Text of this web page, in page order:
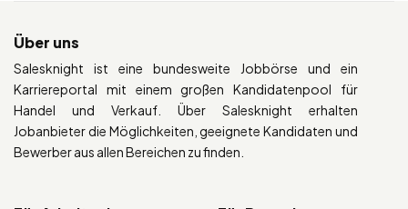
Über uns
Salesknight ist eine bundesweite Jobbörse und ein
Karriereportal mit einem großen Kandidatenpool für
Handel und Verkauf. Über Salesknight erhalten
Jobanbieter die Möglichkeiten, geeignete Kandidaten und
Bewerber aus allen Bereichen zu finden.